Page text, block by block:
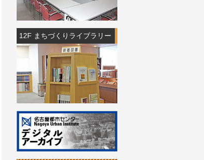
12F まちづくりライブラリー